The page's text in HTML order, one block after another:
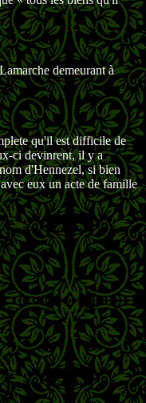
demeurant à
qu'il est difficile de
ci devinrent, il y a
d'Hennezel, si bien
eux un acte de famille